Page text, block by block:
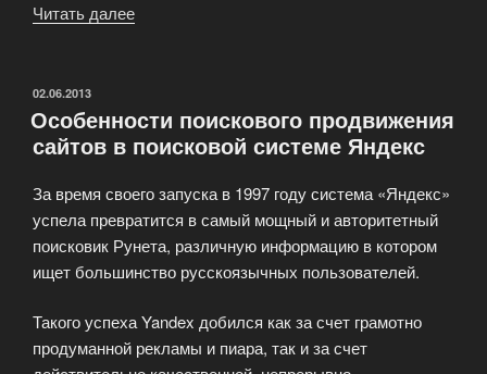
Читать далее
оптимизация?»
ОПУБЛИКОВАНО
02.06.2013
Особенности поискового продвижения
сайтов в поисковой системе Яндекс
За время своего запуска в 1997 году система «Яндекс»
успела превратится в самый мощный и авторитетный
поисковик Рунета, различную информацию в котором
ищет большинство русскоязычных пользователей.
Такого успеха Yandex добился как за счет грамотно
продуманной рекламы и пиара, так и за счет